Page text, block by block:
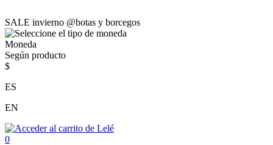
SALE invierno @botas y borcegos
Moneda
Según producto
$
ES
EN
0